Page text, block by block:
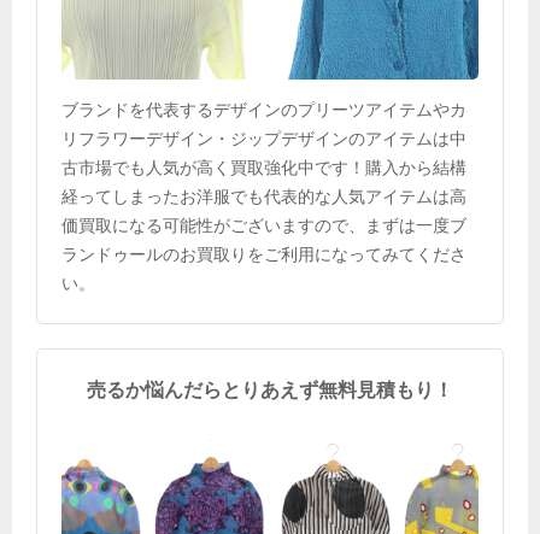
ブランドを代表するデザインのプリーツアイテムやカ
リフラワーデザイン・ジップデザインのアイテムは中
古市場でも人気が高く買取強化中です！購入から結構
経ってしまったお洋服でも代表的な人気アイテムは高
価買取になる可能性がございますので、まずは一度ブ
ランドゥールのお買取りをご利用になってみてくださ
い。
売るか悩んだらとりあえず無料見積もり！